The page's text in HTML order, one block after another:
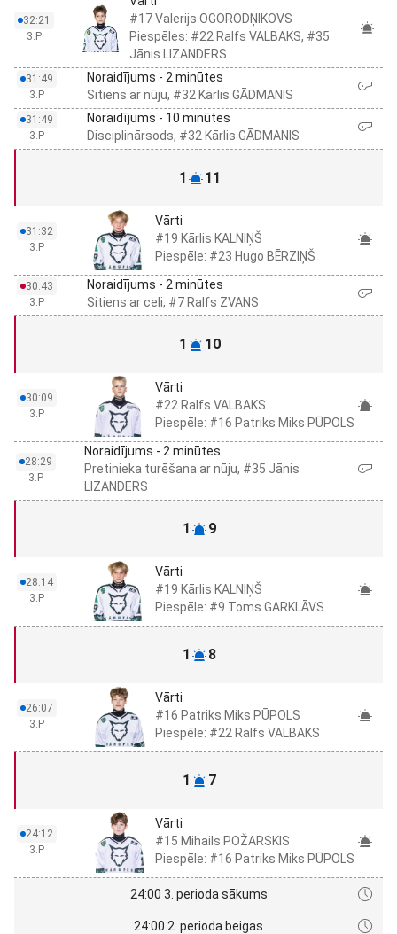
32:21
3.P
#17 Valerijs OGORODŅIKOVS
Piespēles: #22 Ralfs VALBAKS, #35
Jānis LIZANDERS
31:49
3.P
Noraidījums - 2 minūtes
Sitiens ar nūju, #32 Kārlis GĀDMANIS
31:49
3.P
Noraidījums - 10 minūtes
Disciplinārsods, #32 Kārlis GĀDMANIS
1 11
31:32
3.P
Vārti
#19 Kārlis KALNIŅŠ
Piespēle: #23 Hugo BĒRZIŅŠ
30:43
3.P
Noraidījums - 2 minūtes
Sitiens ar celi, #7 Ralfs ZVANS
1 10
30:09
3.P
Vārti
#22 Ralfs VALBAKS
Piespēle: #16 Patriks Miks PŪPOLS
28:29
3.P
Noraidījums - 2 minūtes
Pretinieka turēšana ar nūju, #35 Jānis
LIZANDERS
1 9
28:14
3.P
Vārti
#19 Kārlis KALNIŅŠ
Piespēle: #9 Toms GARKLĀVS
1 8
26:07
3.P
Vārti
#16 Patriks Miks PŪPOLS
Piespēle: #22 Ralfs VALBAKS
1 7
24:12
3.P
Vārti
#15 Mihails POŽARSKIS
Piespēle: #16 Patriks Miks PŪPOLS
24:00 3. perioda sākums
24:00 2. perioda beigas